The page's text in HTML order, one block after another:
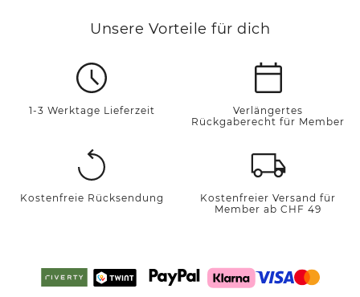
Unsere Vorteile für dich
1-3 Werktage Lieferzeit
Verlängertes
Rückgaberecht für Member
Kostenfreie Rücksendung
Kostenfreier Versand für
Member ab CHF 49